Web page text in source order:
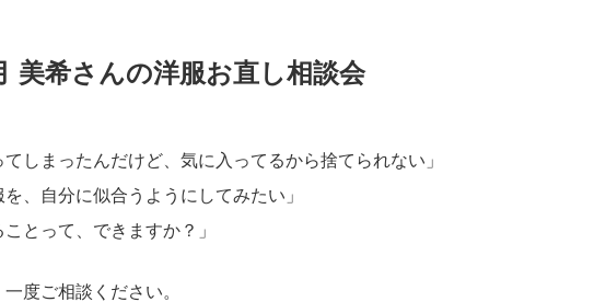
美希さんの洋服お直し相談会
てしまったんだけど、気に入ってるから捨てられない」
を、自分に似合うようにしてみたい」
とって、できますか？」
度ご相談ください。